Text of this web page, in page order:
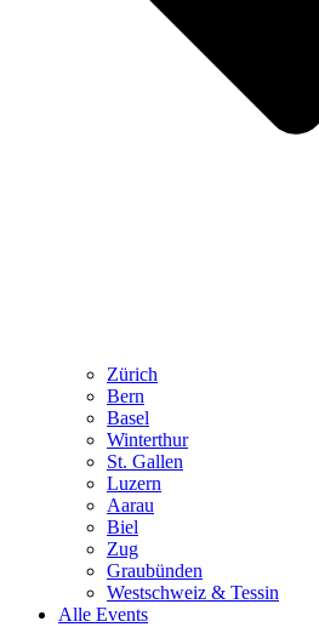
Zürich
Bern
Basel
Winterthur
St. Gallen
Luzern
Aarau
Biel
Zug
Graubünden
Westschweiz & Tessin
Alle Events